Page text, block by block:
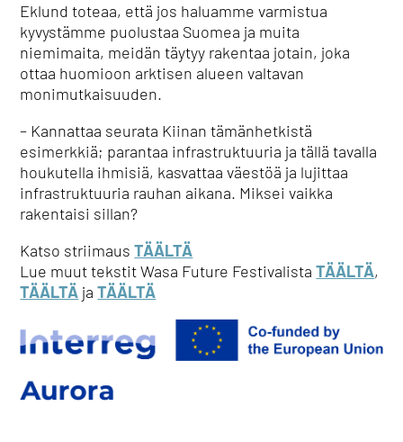
Eklund toteaa, että jos haluamme varmistua
kyvystämme puolustaa Suomea ja muita
niemimaita, meidän täytyy rakentaa jotain, joka
ottaa huomioon arktisen alueen valtavan
monimutkaisuuden.
– Kannattaa seurata Kiinan tämänhetkistä
esimerkkiä; parantaa infrastruktuuria ja tällä tavalla
houkutella ihmisiä, kasvattaa väestöä ja lujittaa
infrastruktuuria rauhan aikana. Miksei vaikka
rakentaisi sillan?
Katso striimausTÄÄLTÄ
Lue muut tekstit Wasa Future FestivalistaTÄÄLTÄ,
TÄÄLTÄ jaTÄÄLTÄ